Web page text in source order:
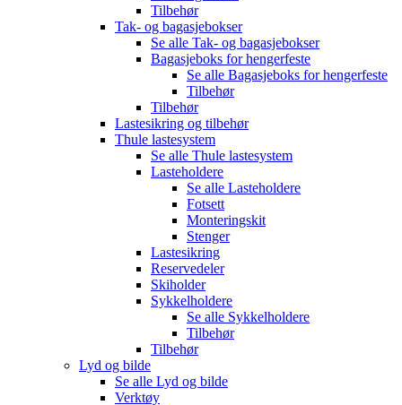
Tilbehør
Tak- og bagasjebokser
Se alle Tak- og bagasjebokser
Bagasjeboks for hengerfeste
Se alle Bagasjeboks for hengerfeste
Tilbehør
Tilbehør
Lastesikring og tilbehør
Thule lastesystem
Se alle Thule lastesystem
Lasteholdere
Se alle Lasteholdere
Fotsett
Monteringskit
Stenger
Lastesikring
Reservedeler
Skiholder
Sykkelholdere
Se alle Sykkelholdere
Tilbehør
Tilbehør
Lyd og bilde
Se alle Lyd og bilde
Verktøy